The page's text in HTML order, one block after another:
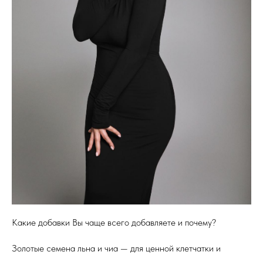
Какие добавки Вы чаще всего добавляете и почему?
Золотые семена льна и чиа — для ценной клетчатки и